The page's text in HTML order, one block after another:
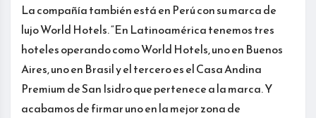
La compañía también está en Perú con su marca de
lujo World Hotels. “En Latinoamérica tenemos tres
hoteles operando como World Hotels, uno en Buenos
Aires, uno en Brasil y el tercero es el Casa Andina
Premium de San Isidro que pertenece a la marca. Y
acabamos de firmar uno en la mejor zona de